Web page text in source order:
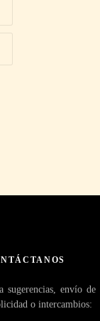
sugerencias, envío de
o intercambios: